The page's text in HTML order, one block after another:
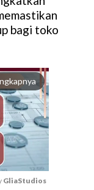
bagi toko
GliaStudios